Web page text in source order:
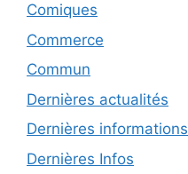
Comiques
Commerce
Commun
Dernières actualités
Dernières informations
Dernières Infos